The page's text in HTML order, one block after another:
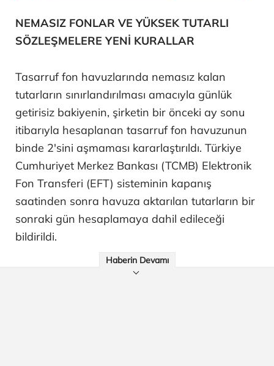
NEMASIZ FONLAR VE YÜKSEK TUTARLI
SÖZLEŞMELERE YENİ KURALLAR
Tasarruf fon havuzlarında nemasız kalan
tutarların sınırlandırılması amacıyla günlük
getirisiz bakiyenin, şirketin bir önceki ay sonu
itibarıyla hesaplanan tasarruf fon havuzunun
binde 2'sini aşmaması kararlaştırıldı. Türkiye
Cumhuriyet Merkez Bankası (TCMB) Elektronik
Fon Transferi (EFT) sisteminin kapanış
saatinden sonra havuza aktarılan tutarların bir
sonraki gün hesaplamaya dahil edileceği
bildirildi.
Haberin Devamı